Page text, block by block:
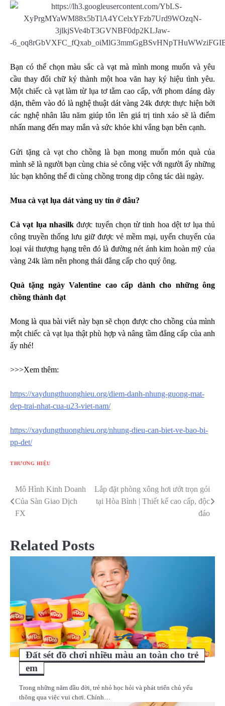
Bạn có thể chọn màu sắc cà vạt mà mình mong muốn và yêu
cầu thay đổi chữ ký thành một hoa văn hay ký hiệu tình yêu.
Một chiếc cà vạt làm từ lụa tơ tằm cao cấp, với phom dáng dày
dặn, thêm vào đó là nghệ thuật dát vàng 24k được thực hiện bởi
các nghệ nhân lâu năm giúp tôn lên giá trị tinh xảo sẽ là điểm
nhấn mang đến may mắn và sức khỏe khi vắng bạn bên cạnh.
Gửi tặng cà vạt cho chồng là bạn mong muốn món quà của
mình sẽ là người bạn cùng chia sẻ công việc với người ấy những
lúc bạn không thể đi cùng chồng trong dịp công tác dài ngày.
Mua cà vạt lụa dát vàng uy tín ở đâu?
Cà vạt lụa nhasilkđược tuyển chọn từ tinh hoa dệt tơ lụa thủ
công truyền thống lưu giữ được vẻ mềm mại, uyển chuyển của
loại vải thượng hạng trên đó là đường nét ánh kim hoàn mỹ của
vàng 24k làm nên phong thái đẳng cấp cho quý ông.
Quà tặng ngày Valentine cao cấp dành cho những ông
chồng thành đạt
Mong là qua bài viết này bạn sẽ chọn được cho chồng của mình
một chiếc cà vạt lụa thật phù hợp và nâng tầm đẳng cấp của anh
ấy nhé!
>>>Xem thêm:
https://xaydungthuonghieu.org/diem-danh-nhung-guong-mat-
dep-trai-nhat-cua-u23-viet-nam/
https://xaydungthuonghieu.org/nhung-dieu-can-biet-ve-bao-bi-
pp-det/
THƯƠNG HIỆU
Điều
hướng
viết
Mô Hình Kinh Doanh
Của Sàn Giao Dịch
FX
Lắp đặt phòng xông hơi ướt trọn gói
tại Hòa Bình | Thiết kế cao cấp, độc
đáo
Related Posts
Đất sét đồ chơi nhiều màu an toàn cho trẻ
em
Trong những năm đầu đời, trẻ nhỏ học hỏi và phát triển chủ yếu
thông qua việc vui chơi. Chính…